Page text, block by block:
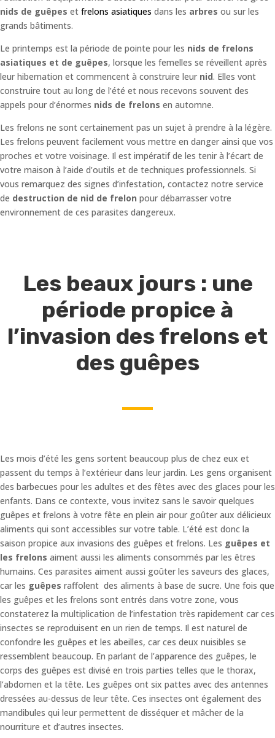
nids de guêpes et frelons asiatiques dans les arbres ou sur les
grands bâtiments.
Le printemps est la période de pointe pour les nids de frelons
asiatiques et de guêpes, lorsque les femelles se réveillent après
leur hibernation et commencent à construire leur nid. Elles vont
construire tout au long de l’été et nous recevons souvent des
appels pour d’énormes nids de frelons en automne.
Les frelons ne sont certainement pas un sujet à prendre à la légère.
Les frelons peuvent facilement vous mettre en danger ainsi que vos
proches et votre voisinage. Il est impératif de les tenir à l’écart de
votre maison à l’aide d’outils et de techniques professionnels. Si
vous remarquez des signes d’infestation, contactez notre service
de destruction de nid de frelon pour débarrasser votre
environnement de ces parasites dangereux.
Les beaux jours : une
période propice à
l’invasion des frelons et
des guêpes
Les mois d’été les gens sortent beaucoup plus de chez eux et
passent du temps à l’extérieur dans leur jardin. Les gens organisent
des barbecues pour les adultes et des fêtes avec des glaces pour les
enfants. Dans ce contexte, vous invitez sans le savoir quelques
guêpes et frelons à votre fête en plein air pour goûter aux délicieux
aliments qui sont accessibles sur votre table. L’été est donc la
saison propice aux invasions des guêpes et frelons. Les guêpes et
les frelons aiment aussi les aliments consommés par les êtres
humains. Ces parasites aiment aussi goûter les saveurs des glaces,
car les guêpes raffolent des aliments à base de sucre. Une fois que
les guêpes et les frelons sont entrés dans votre zone, vous
constaterez la multiplication de l’infestation très rapidement car ces
insectes se reproduisent en un rien de temps. Il est naturel de
confondre les guêpes et les abeilles, car ces deux nuisibles se
ressemblent beaucoup. En parlant de l’apparence des guêpes, le
corps des guêpes est divisé en trois parties telles que le thorax,
l’abdomen et la tête. Les guêpes ont six pattes avec des antennes
dressées au-dessus de leur tête. Ces insectes ont également des
mandibules qui leur permettent de disséquer et mâcher de la
nourriture et d’autres insectes.